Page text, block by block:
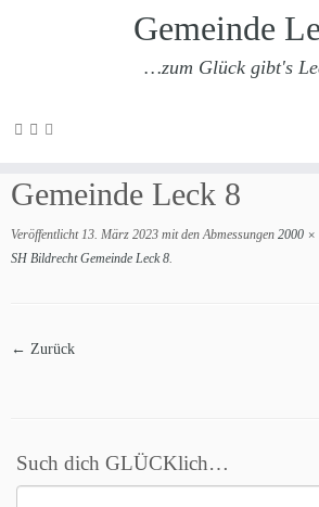
Zum
Gemeinde
…zum Glück gibt's
Gemeinde Leck 8
Veröffentlicht 13. März 2023 mit den Abmessungen 2000 ×
SH Bildrecht Gemeinde Leck 8.
← Zurück
Such dich GLÜCKlich…